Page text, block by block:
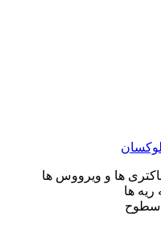
ها و ویرووس ها
ها
سطوح